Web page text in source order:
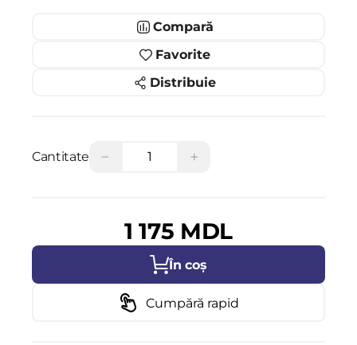
Compară
Favorite
Distribuie
Cantitate − +
1 175 MDL
În coș
Cumpără rapid